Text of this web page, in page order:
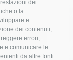
dei
o la
e
dei contenuti,
errori,
e comunicare le
da altre fonti
incidente